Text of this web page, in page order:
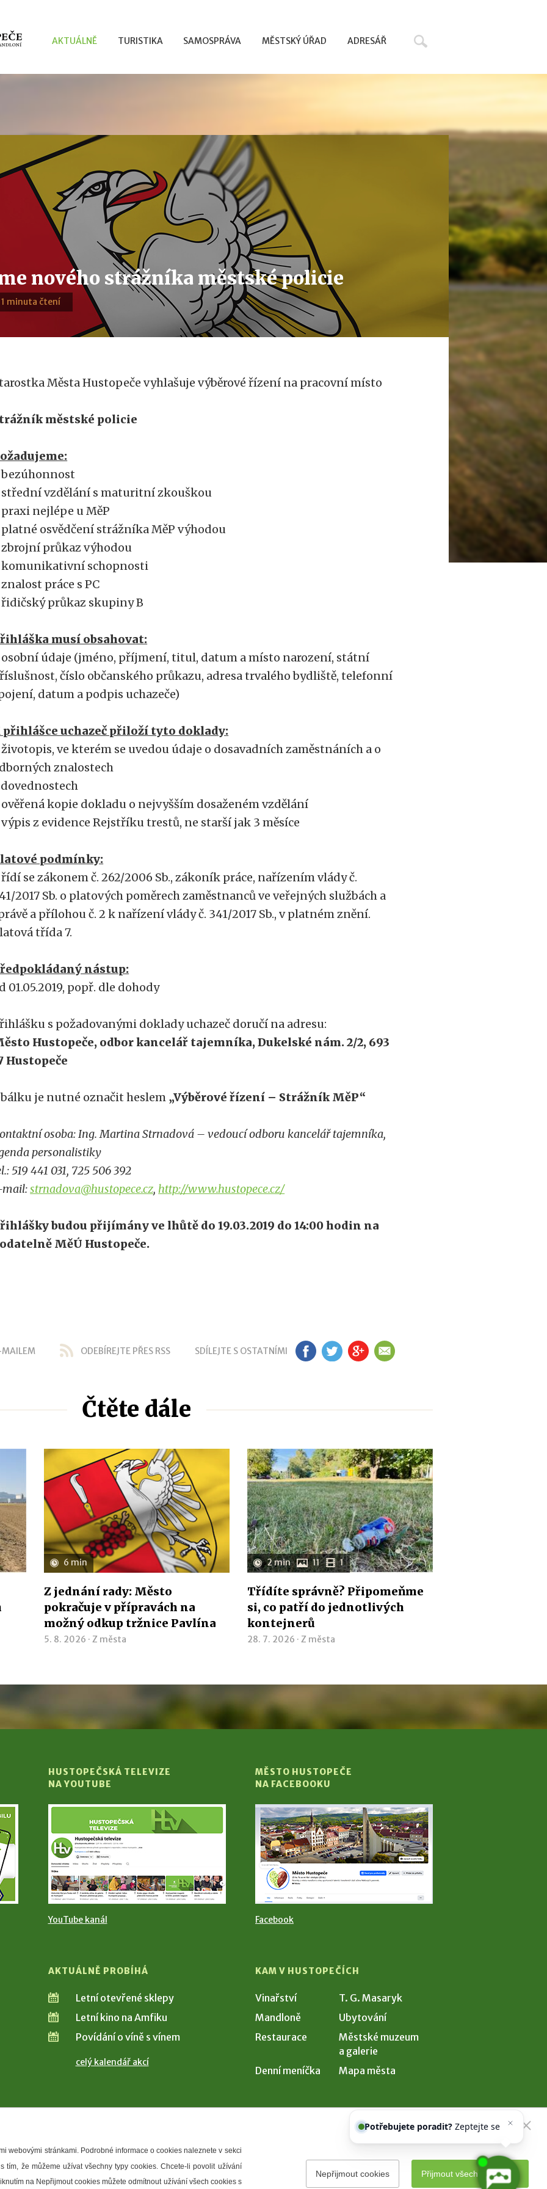
AKTUÁLNĚ TURISTIKA SAMOSPRÁVA MĚSTSKÝ ÚŘAD ADRESÁŘ
nového strážníka městské policie
1 minuta čtení
Města Hustopeče vyhlašuje výběrové řízení na pracovní místo
městské policie
vzdělání s maturitní zkouškou
nejlépe u MěP
osvědčení strážníka MěP výhodou
průkaz výhodou
schopnosti
práce s PC
průkaz skupiny B
musí obsahovat:
údaje (jméno, příjmení, titul, datum a místo narození, státní
číslo občanského průkazu, adresa trvalého bydliště, telefonní
datum a podpis uchazeče)
přihlášce uchazeč přiloží tyto doklady:
ve kterém se uvedou údaje o dosavadních zaměstnáních a o
znalostech
dovednostech
kopie dokladu o nejvyšším dosaženém vzdělání
z evidence Rejstříku trestů, ne starší jak 3 měsíce
podmínky:
se zákonem č. 262/2006 Sb., zákoník práce, nařízením vlády č.
2017 Sb. o platových poměrech zaměstnanců ve veřejných službách a
a přílohou č. 2 k nařízení vlády č. 341/2017 Sb., v platném znění.
třída 7.
nástup:
01.05.2019, popř. dle dohody
s požadovanými doklady uchazeč doručí na adresu:
Hustopeče, odbor kancelář tajemníka, Dukelské nám. 2/2, 693
Hustopeče
je nutné označit heslem „Výběrové řízení – Strážník MěP“
osoba: Ing. Martina Strnadová – vedoucí odboru kancelář tajemníka,
personalistiky
519 441 031, 725 506 392
mail:strnadova@hustopece.cz, http://www.hustopece.cz/
budou přijímány ve lhůtě do 19.03.2019 do 14:00 hodin na
MěÚ Hustopeče.
ODEBÍREJTE PŘES RSS SDÍLEJTE S OSTATNÍMI FB TW GP EM
Čtěte dále
6 min
Z jednání rady: Město
pokračuje v přípravách na
možný odkup tržnice Pavlína
5. 8. 2026 ·Z města
2 min 11 1
Třídíte správně? Připomeňme
si, co patří do jednotlivých
kontejnerů
28. 7. 2026 ·Z města
HUSTOPEČSKÁ TELEVIZE
NA YOUTUBE
YouTube kanál
MĚSTO HUSTOPEČE
NA FACEBOOKU
Facebook
AKTUÁLNĚ PROBÍHÁ
Letní otevřené sklepy
Letní kino na Amfiku
Povídání o víně s vínem
celý kalendář akcí
KAM V HUSTOPEČÍCH
Vinařství
T. G. Masaryk
Mandloně
Ubytování
Restaurace
Městské muzeum
a galerie
Denní meníčka
Mapa města
webovými stránkami. Podrobné informace o cookies naleznete v sekci
tím, že můžeme užívat všechny typy cookies. Chcete-li povolit užívání
na Nepřijmout cookies můžete odmítnout užívání všech cookies s
Přijmout všechny cookies
Nepřijmout cookies
našeho asistentaChettyho.